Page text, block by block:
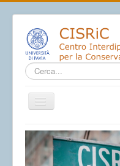
Cerca...
Home
Centro